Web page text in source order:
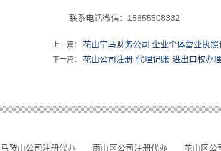
联系电话微信：15855508332
上一篇： 花山宁马财务公司 企业个体营业执
下一篇： 花山公司注册-代理记账-进出口权办
马鞍山公司注册代办 雨山区公司注册代办 花山区公